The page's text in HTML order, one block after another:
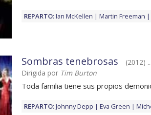
REPARTO: Ian McKellen Martin Freeman
Sombras tenebrosas
(2012)
Dirigida por Tim Burton
Toda familia tiene sus propios
REPARTO: Johnny Depp Eva Green